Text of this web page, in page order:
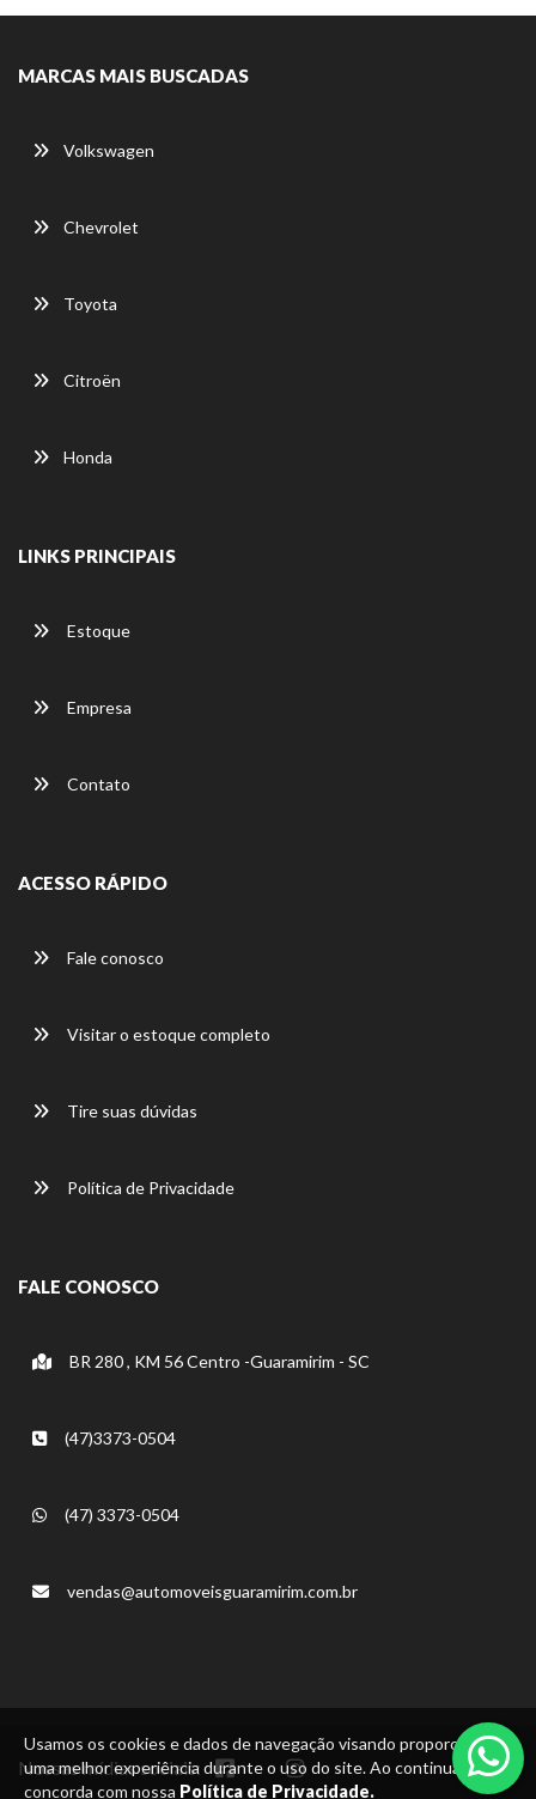
Usamos os cookies e dados de navegação visando proporcionar
uma melhor experiência durante o uso do site. Ao continuar, você
concorda com nossa Política de Privacidade.
MARCAS MAIS BUSCADAS
Volkswagen
Chevrolet
Toyota
Citroën
Honda
LINKS PRINCIPAIS
Estoque
Empresa
Contato
ACESSO RÁPIDO
Fale conosco
Visitar o estoque completo
Tire suas dúvidas
Política de Privacidade
FALE CONOSCO
BR 280 , KM 56 Centro -Guaramirim - SC
(47)3373-0504
(47) 3373-0504
vendas@automoveisguaramirim.com.br
Nossas mídias sociais: